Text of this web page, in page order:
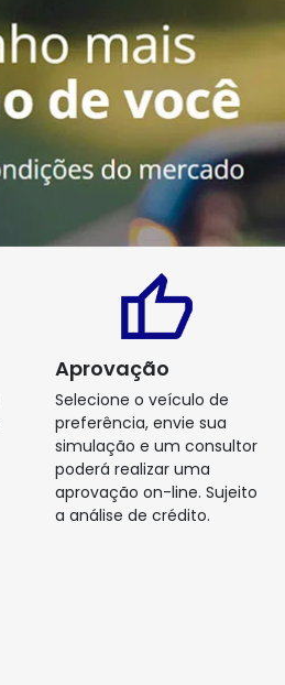
Aprovação
Selecione o veículo de
preferência, envie sua
simulação e um consultor
poderá realizar uma
aprovação on-line. Sujeito
a análise de crédito.